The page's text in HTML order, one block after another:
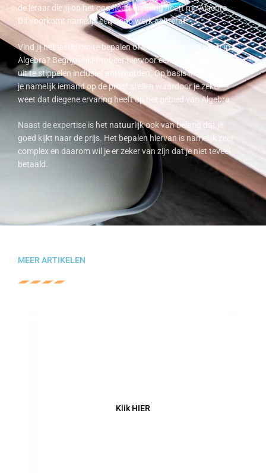
de leraar die jij op het oog heeft ervaring heeft me Algebra.
Dit voorkomt namelijk een hoop werk achteraf.
Vind jij het lastig om te bepalen of iemand ervaring heeft in
Algebra? Begrijpelijk! Probeer hiervoor een oefenopdracht
uit te stippelen inclusief antwoorden. Op basis hiervan kun
je namelijk iemand op de proef stellen waardoor je zeker
weet dat diegene ervaring heeft op het gebied van Algebra.
Naast de expertise is het natuurlijk ook van belang dat je
goed kijkt naar de prijs. Het bepalen hiervan is namelijk zeer
complex en daarom wil je er zeker van zijn dat je niet teveel
betaald.
MEER ARTIKELEN
Klik HIER